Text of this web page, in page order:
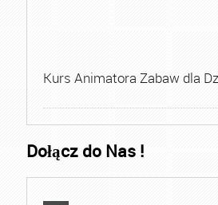
Kurs Animatora Zabaw dla
Dołącz do Nas !